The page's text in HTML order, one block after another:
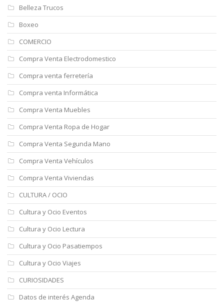
Belleza Trucos
Boxeo
COMERCIO
Compra Venta Electrodomestico
Compra venta ferretería
Compra venta Informática
Compra Venta Muebles
Compra Venta Ropa de Hogar
Compra Venta Segunda Mano
Compra Venta Vehículos
Compra Venta Viviendas
CULTURA / OCIO
Cultura y Ocio Eventos
Cultura y Ocio Lectura
Cultura y Ocio Pasatiempos
Cultura y Ocio Viajes
CURIOSIDADES
Datos de interés Agenda